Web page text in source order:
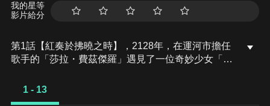
我的星等
影片給分
第1話【紅奏於拂曉之時】，2128年，在運河市擔任
歌手的「莎拉・費茲傑羅」遇見了一位奇妙少女「露
交易人造人＂涅安＂維持生命的必須藥品＂涅克托＂
1 - 13